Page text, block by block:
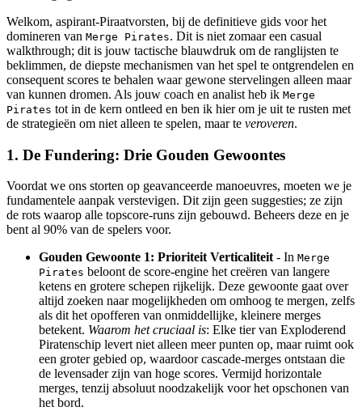
Welkom, aspirant-Piraatvorsten, bij de definitieve gids voor het
domineren van Merge Pirates. Dit is niet zomaar een casual
walkthrough; dit is jouw tactische blauwdruk om de ranglijsten te
beklimmen, de diepste mechanismen van het spel te ontgrendelen en
consequent scores te behalen waar gewone stervelingen alleen maar
van kunnen dromen. Als jouw coach en analist heb ik Merge
Pirates tot in de kern ontleed en ben ik hier om je uit te rusten met
de strategieën om niet alleen te spelen, maar te veroveren.
1. De Fundering: Drie Gouden Gewoontes
Voordat we ons storten op geavanceerde manoeuvres, moeten we je
fundamentele aanpak verstevigen. Dit zijn geen suggesties; ze zijn
de rots waarop alle topscore-runs zijn gebouwd. Beheers deze en je
bent al 90% van de spelers voor.
Gouden Gewoonte 1: Prioriteit Verticaliteit - In Merge
Pirates beloont de score-engine het creëren van langere
ketens en grotere schepen rijkelijk. Deze gewoonte gaat over
altijd zoeken naar mogelijkheden om omhoog te mergen, zelfs
als dit het opofferen van onmiddellijke, kleinere merges
betekent. Waarom het cruciaal is: Elke tier van Exploderend
Piratenschip levert niet alleen meer punten op, maar ruimt ook
een groter gebied op, waardoor cascade-merges ontstaan die
de levensader zijn van hoge scores. Vermijd horizontale
merges, tenzij absoluut noodzakelijk voor het opschonen van
het bord.